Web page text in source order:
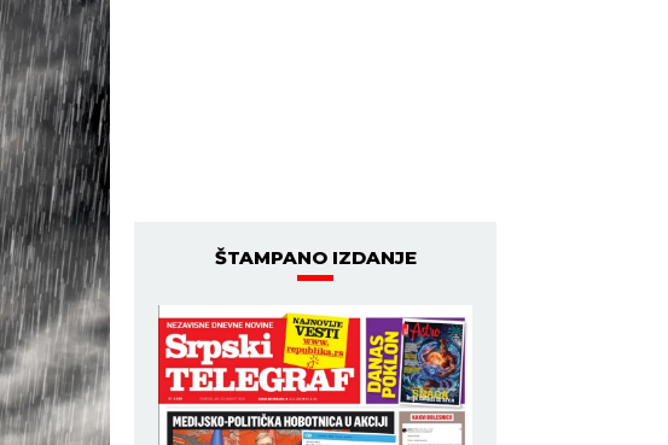
ŠTAMPANO IZDANJE